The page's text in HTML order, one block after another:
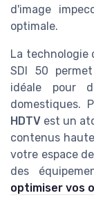
d'image
optimale.
La technologie
SDI 50
idéale pour
domestiques.
HDTV est un
contenus
votre espace
des
optimiser vos